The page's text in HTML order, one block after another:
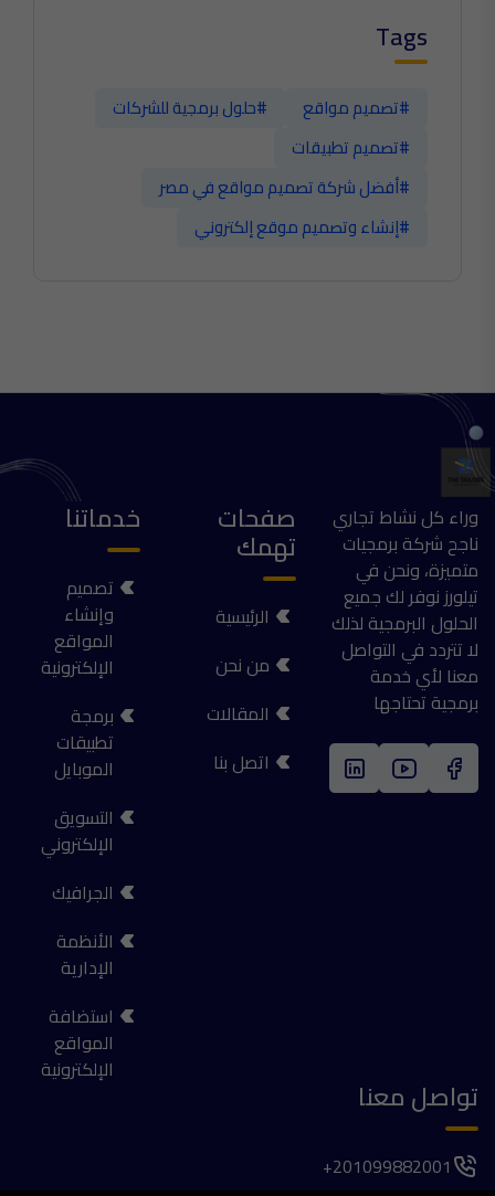
Tags
#تصميم مواقع
#حلول برمجية للشركات
#تصميم تطبيقات
#أفضل شركة تصميم مواقع في مصر
#إنشاء وتصميم موقع إلكتروني
وراء كل نشاط تجاري
ناجح شركة برمجيات
متميزة، ونحن في
تيلورز نوفر لك جميع
الحلول البرمجية لذلك
لا تتردد في التواصل
معنا لأي خدمة
برمجية تحتاجها
صفحات
تهمك
الرئيسية
من نحن
المقالات
اتصل بنا
خدماتنا
تصميم
وإنشاء
المواقع
الإلكترونية
برمجة
تطبيقات
الموبايل
التسويق
الإلكتروني
الجرافيك
الأنظمة
الإدارية
استضافة
المواقع
الإلكترونية
تواصل معنا
201099882001+